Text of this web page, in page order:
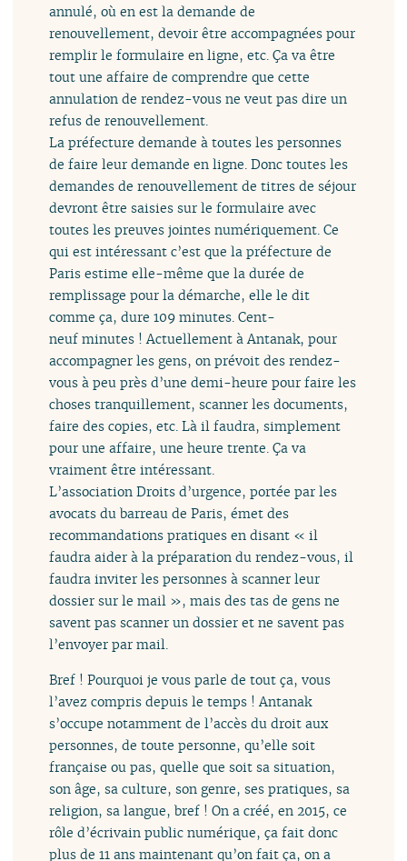
annulé, où en est la demande de
renouvellement, devoir être accompagnées pour
remplir le formulaire en ligne, etc. Ça va être
tout une affaire de comprendre que cette
annulation de rendez-vous ne veut pas dire un
refus de renouvellement.
La préfecture demande à toutes les personnes
de faire leur demande en ligne. Donc toutes les
demandes de renouvellement de titres de séjour
devront être saisies sur le formulaire avec
toutes les preuves jointes numériquement. Ce
qui est intéressant c’est que la préfecture de
Paris estime elle-même que la durée de
remplissage pour la démarche, elle le dit
comme ça, dure 109 minutes. Cent-
neuf minutes ! Actuellement à Antanak, pour
accompagner les gens, on prévoit des rendez-
vous à peu près d’une demi-heure pour faire les
choses tranquillement, scanner les documents,
faire des copies, etc. Là il faudra, simplement
pour une affaire, une heure trente. Ça va
vraiment être intéressant.
L’association Droits d’urgence, portée par les
avocats du barreau de Paris, émet des
recommandations pratiques en disant « il
faudra aider à la préparation du rendez-vous, il
faudra inviter les personnes à scanner leur
dossier sur le mail », mais des tas de gens ne
savent pas scanner un dossier et ne savent pas
l’envoyer par mail.
Bref ! Pourquoi je vous parle de tout ça, vous
l’avez compris depuis le temps ! Antanak
s’occupe notamment de l’accès du droit aux
personnes, de toute personne, qu’elle soit
française ou pas, quelle que soit sa situation,
son âge, sa culture, son genre, ses pratiques, sa
religion, sa langue, bref ! On a créé, en 2015, ce
rôle d’écrivain public numérique, ça fait donc
plus de 11 ans maintenant qu’on fait ça, on a